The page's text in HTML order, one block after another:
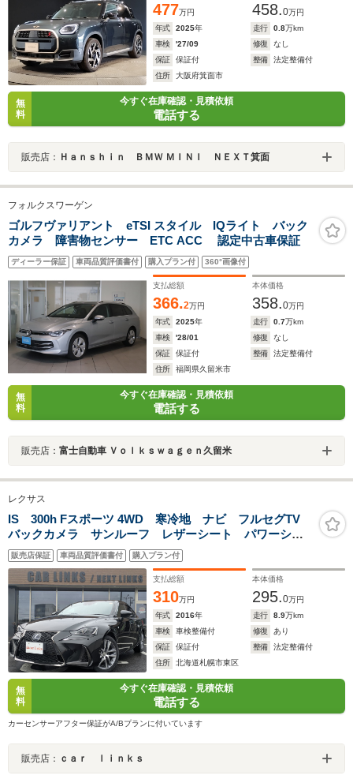
477万円 458.0万円
年式
2025年 走行 0.8万km
車検
'27/09 修復
なし
保証
保証付 整備
法定整備付
住所
大阪府箕面市
無
料
今すぐ在庫確認・見積依頼
電話する
販売店： Ｈａｎｓｈｉｎ ＢＭＷ ＭＩＮＩ ＮＥＸＴ箕面
フォルクスワーゲン
ゴルフヴァリアント eTSI スタイル IQライト バック
カメラ 障害物センサー ETC ACC 認定中古車保証
ディーラー保証 車両品質評価書付 購入プラン付 360°画像付
支払総額
366.2万円
本体価格
358.0万円
年式
2025年 走行 0.7万km
車検
'28/01 修復
なし
保証
保証付 整備
法定整備付
住所
福岡県久留米市
無
料
今すぐ在庫確認・見積依頼
電話する
販売店： 富士自動車 Ｖｏｌｋｓｗａｇｅｎ久留米
レクサス
IS 300h Fスポーツ 4WD 寒冷地 ナビ フルセグTV
バックカメラ サンルーフ レザーシート パワーシー
ト シートベンチレーション 純正ドラレコ エンジン
スターター BSM MTモード
販売店保証 車両品質評価書付 購入プラン付
支払総額
310万円
本体価格
295.0万円
年式
2016年 走行 8.9万km
車検
車検整備付 修復
あり
保証
保証付 整備
法定整備付
住所
北海道札幌市東区
無
料
今すぐ在庫確認・見積依頼
電話する
カーセンサーアフター保証がA/Bプランに付いています
販売店： ｃａｒ ｌｉｎｋｓ